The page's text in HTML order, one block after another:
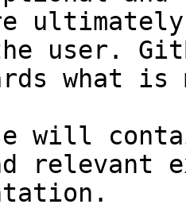
user.
what
will
relevant